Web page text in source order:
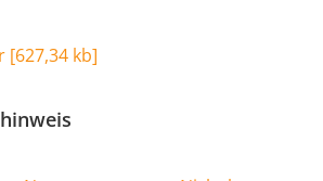
[627,34 kb]